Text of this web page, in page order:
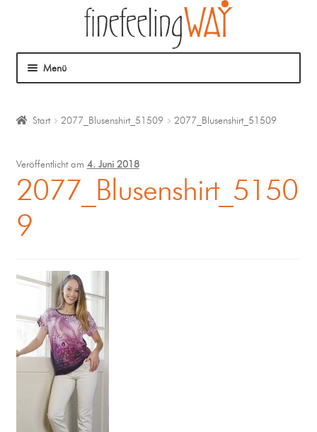
Menü
Coaching
Klangmassage
Start 2077_Blusenshirt_51509 2077_Blusenshirt_51509
Veröffentlicht am 4. Juni 2018
2077_Blusenshirt_5150
9